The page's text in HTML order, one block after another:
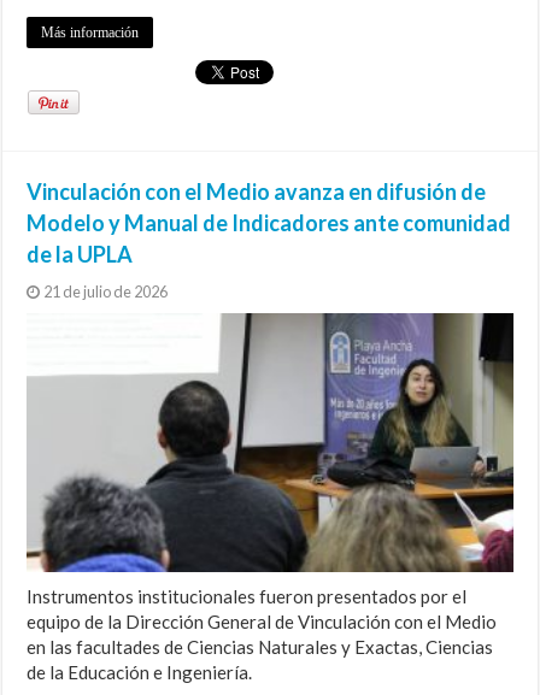
Más información
Vinculación con el Medio avanza en difusión de
Modelo y Manual de Indicadores ante comunidad
de la UPLA
21 de julio de 2026
Instrumentos institucionales fueron presentados por el
equipo de la Dirección General de Vinculación con el Medio
en las facultades de Ciencias Naturales y Exactas, Ciencias
de la Educación e Ingeniería.